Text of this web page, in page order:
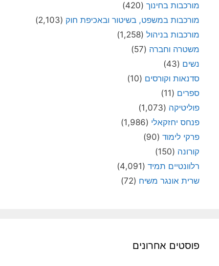
מורכבות בחינוך (420)
מורכבות במשפט, בשיטור ובאכיפת חוק (2,103)
מורכבות בניהול (1,258)
משטרה וחברה (57)
נשים (43)
סדנאות וקורסים (10)
ספרים (11)
פוליטיקה (1,073)
פנחס יחזקאלי (1,986)
פרקי לימוד (90)
קורונה (150)
רלוונטיים תמיד (4,091)
שרית אונגר משיח (72)
פוסטים אחרונים